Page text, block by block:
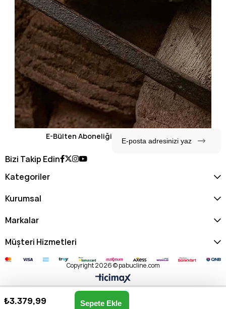
E-Bülten Aboneliği
Bizi Takip Edin
Kategoriler
Kurumsal
Markalar
Müşteri Hizmetleri
Copyright 2026 © pabucline.com
U.s. Polo Assn. Kadın Postacı Çantası US25174-SİYAH
₺3.379,99
Anasayfa Favorilerim